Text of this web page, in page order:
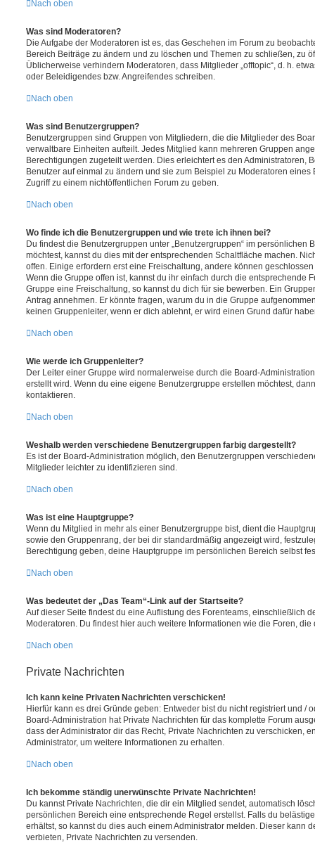
Nach oben
Was sind Moderatoren?
Die Aufgabe der Moderatoren ist es, das Geschehen im Forum zu
Bereich Beiträge zu ändern und zu löschen und Themen zu schließen, zu
Üblicherweise verhindern Moderatoren, dass Mitglieder „offtopic“, d. h.
oder Beleidigendes bzw. Angreifendes schreiben.
Nach oben
Was sind Benutzergruppen?
Benutzergruppen sind Gruppen von Mitgliedern, die die Mitglieder des
verwaltbare Einheiten aufteilt. Jedes Mitglied kann mehreren Gruppen
Berechtigungen zugeteilt werden. Dies erleichtert es den Administratoren,
Benutzer auf einmal zu ändern und sie zum Beispiel zu Moderatoren
Zugriff zu einem nichtöffentlichen Forum zu geben.
Nach oben
Wo finde ich die Benutzergruppen und wie trete ich ihnen bei?
Du findest die Benutzergruppen unter „Benutzergruppen“ im persönlichen
möchtest, kannst du dies mit der entsprechenden Schaltfläche machen.
offen. Einige erfordern erst eine Freischaltung, andere können
Wenn die Gruppe offen ist, kannst du ihr einfach durch die entsprechende
Gruppe eine Freischaltung, so kannst du dich für sie bewerben. Ein
Antrag annehmen. Er könnte fragen, warum du in die Gruppe
keinen Gruppenleiter, wenn er dich ablehnt, er wird einen Grund dafür
Nach oben
Wie werde ich Gruppenleiter?
Der Leiter einer Gruppe wird normalerweise durch die Board-
erstellt wird. Wenn du eine eigene Benutzergruppe erstellen möchtest,
kontaktieren.
Nach oben
Weshalb werden verschiedene Benutzergruppen farbig dargestellt?
Es ist der Board-Administration möglich, den Benutzergruppen
Mitglieder leichter zu identifizieren sind.
Nach oben
Was ist eine Hauptgruppe?
Wenn du Mitglied in mehr als einer Benutzergruppe bist, dient die
sowie den Gruppenrang, der bei dir standardmäßig angezeigt wird,
Berechtigung geben, deine Hauptgruppe im persönlichen Bereich selbst
Nach oben
Was bedeutet der „Das Team“-Link auf der Startseite?
Auf dieser Seite findest du eine Auflistung des Forenteams, einschließlich
Moderatoren. Du findest hier auch weitere Informationen wie die Foren,
Nach oben
Private Nachrichten
Ich kann keine Privaten Nachrichten verschicken!
Hierfür kann es drei Gründe geben: Entweder bist du nicht registriert und /
Board-Administration hat Private Nachrichten für das komplette Forum
dass der Administrator dir das Recht, Private Nachrichten zu verschicken,
Administrator, um weitere Informationen zu erhalten.
Nach oben
Ich bekomme ständig unerwünschte Private Nachrichten!
Du kannst Private Nachrichten, die dir ein Mitglied sendet, automatisch
persönlichen Bereich eine entsprechende Regel erstellst. Falls du
erhältst, so kannst du dies auch einem Administrator melden. Dieser kann
verbieten, Private Nachrichten zu versenden.